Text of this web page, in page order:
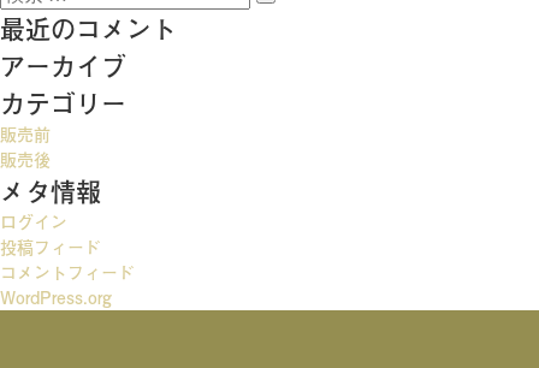
稿
ナ
ビ
ゲ
ー
シ
ョ
ン
索:
検
最近のコメント
アーカイブ
カテゴリー
販売前
販売後
メタ情報
ログイン
投稿フィード
コメントフィード
WordPress.org